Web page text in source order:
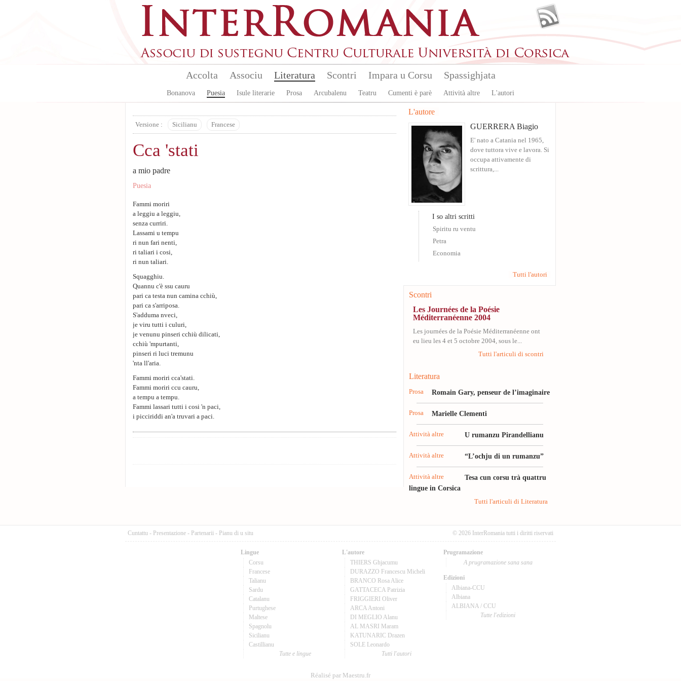
Accolta Associu Literatura
Bonanova Puesia Isule literarie Prosa Arcubalenu Teatru Cumenti è parè Attività altre L'autori
Scontri Impara u Corsu Spassighjata
Versione : Sicilianu Francese
Cca 'stati
a mio padre
Puesia
Fammi moriri
a leggiu a leggiu,
senza curriri.
Lassami u tempu
ri nun fari nenti,
ri taliari i cosi,
ri nun taliari.
Squagghiu.
Quannu c'è ssu cauru
pari ca testa nun camina cchiù,
pari ca s'arriposa.
S'adduma nveci,
je viru tutti i culuri,
je venunu pinseri cchiù dilicati,
cchiù 'mpurtanti,
pinseri ri luci tremunu
'nta ll'aria.
Fammi moriri cca'stati.
Fammi moriri ccu cauru,
a tempu a tempu.
Fammi lassari tutti i cosi 'n paci,
i picciriddi an'a truvari a paci.
L'autore
GUERRERA Biagio
E' nato a Catania nel 1965,
dove tuttora vive e lavora. Si
occupa attivamente di
scrittura,...
I so altri scritti
Spiritu ru ventu
Petra
Economia
Tutti l'autori
Scontri
Les Journées de la Poésie
Méditerranéenne 2004
Les journées de la Poésie Méditerranéenne ont
eu lieu les 4 et 5 octobre 2004, sous le...
Tutti l'articuli di scontri
Literatura
Prosa Romain Gary, penseur de l’imaginaire
Prosa Marielle Clementi
Attività altre U rumanzu Pirandellianu
Attività altre “L’ochju di un rumanzu”
Attività altre
Tesa cun corsu trà quattru
lingue in Corsica
Tutti l'articuli di Literatura
Cuntattu - Presentazione - Partenarii - Pianu di u situ © 2026 InterRomania tutti i diritti riservati
Lingue
Corsu
Francese
Talianu
Sardu
Catalanu
Purtughese
Maltese
Spagnolu
Sicilianu
Castillianu
Tutte e lingue
L'autore
THIERS Ghjacumu
DURAZZO Francescu Micheli
BRANCO Rosa Alice
GATTACECA Patrizia
FRIGGIERI Oliver
ARCA Antoni
DI MEGLIO Alanu
AL MASRI Maram
KATUNARIC Drazen
SOLE Leonardo
Tutti l'autori
Prugramazione
A prugramazione sana sana
Edizioni
Albiana-CCU
Albiana
ALBIANA / CCU
Tutte l'edizioni
Réalisé par Maestru.fr